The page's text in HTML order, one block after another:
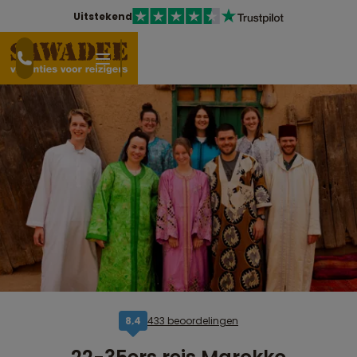
Uitstekend
8,4 433 beoordelingen